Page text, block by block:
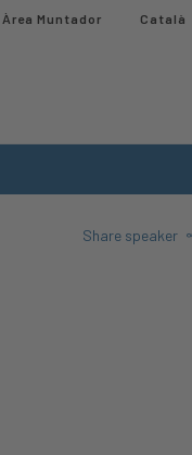
Àrea Muntador​ Català
Share speaker